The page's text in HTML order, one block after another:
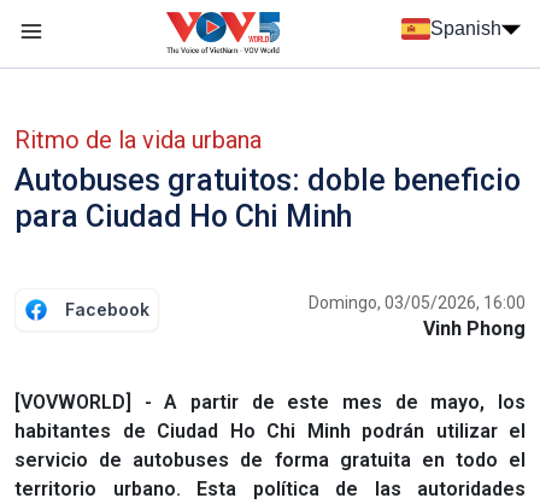
Spanish
Ritmo de la vida urbana
Autobuses gratuitos: doble beneficio
para Ciudad Ho Chi Minh
Facebook Domingo, 03/05/2026, 16:00
Vinh Phong
[VOVWORLD] - A partir de este mes de mayo, los
habitantes de Ciudad Ho Chi Minh podrán utilizar el
servicio de autobuses de forma gratuita en todo el
territorio urbano. Esta política de las autoridades